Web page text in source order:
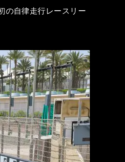
の⾃律⾛⾏レースリー